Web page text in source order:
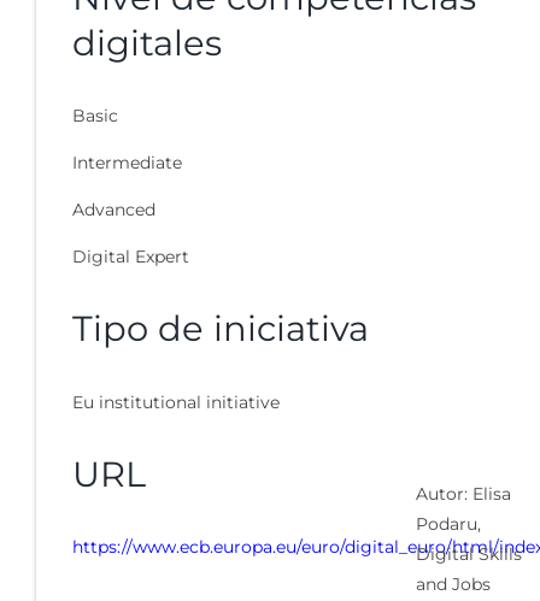
digitales
Basic
Intermediate
Advanced
Digital Expert
Tipo de iniciativa
Eu institutional initiative
URL
https://www.ecb.europa.eu/euro/digital_euro/html/
Autor: Elisa
Podaru,
Digital Skills
and Jobs